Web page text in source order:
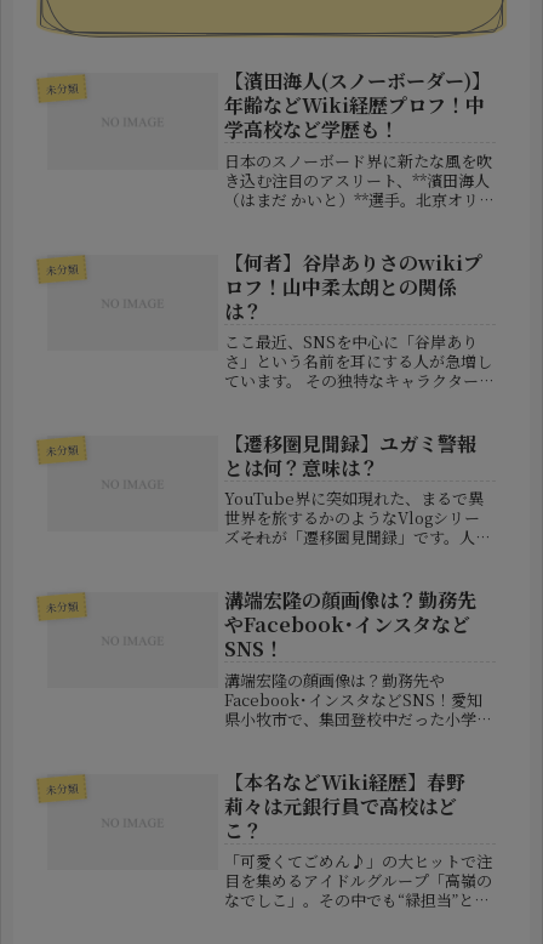
未分類
【濱田海人(スノーボーダー)】
年齢などWiki経歴プロフ！中
学高校など学歴も！
日本のスノーボード界に新たな風を吹
き込む注目のアスリート、**濱田海人
（はまだ かいと）**選手。北京オリン
されているスロープスタイルのスペシ
ャリストです。この記事では、そ...
未分類
【何者】谷岸ありさのwikiプ
ロフ！山中柔太朗との関係
は？
ここ最近、SNSを中心に「谷岸あり
さ」という名前を耳にする人が急増し
ています。 その独特なキャラクター性
も多いでしょう。実はこの谷岸ありさ
という人物、実在する女性ではあり
ま...
未分類
【遷移圏見聞録】ユガミ警報
とは何？意味は？
YouTube界に突如現れた、まるで異
世界を旅するかのようなVlogシリー
ズ――それが「遷移圏見聞録」です。人魚
るコンテンツが注目を集めています。
その中でも話題となっている...
未分類
溝端宏隆の顔画像は？勤務先
やFacebook･インスタなど
SNS！
溝端宏隆の顔画像は？勤務先や
Facebook･インスタなどSNS！愛知
県小牧市で、集団登校中だった小学校
発生しました。警察は、車を運転して
いた北名古屋市在住の会社員・溝端
宏...
未分類
【本名などWiki経歴】春野
莉々は元銀行員で高校はど
こ？
「可愛くてごめん♪」の大ヒットで注
目を集めるアイドルグループ「高嶺の
なでしこ」。その中でも“緑担当”とし